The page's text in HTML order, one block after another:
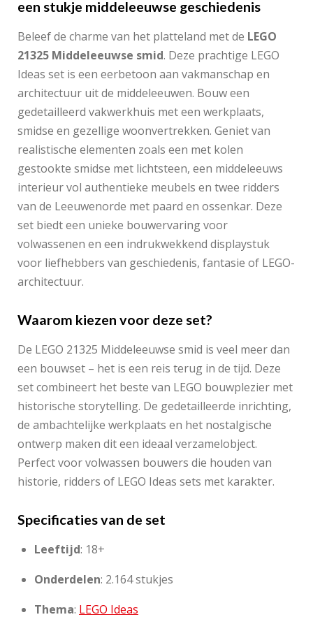
een stukje middeleeuwse geschiedenis
Beleef de charme van het platteland met de LEGO
21325 Middeleeuwse smid. Deze prachtige LEGO
Ideas set is een eerbetoon aan vakmanschap en
architectuur uit de middeleeuwen. Bouw een
gedetailleerd vakwerkhuis met een werkplaats,
smidse en gezellige woonvertrekken. Geniet van
realistische elementen zoals een met kolen
gestookte smidse met lichtsteen, een middeleeuws
interieur vol authentieke meubels en twee ridders
van de Leeuwenorde met paard en ossenkar. Deze
set biedt een unieke bouwervaring voor
volwassenen en een indrukwekkend displaystuk
voor liefhebbers van geschiedenis, fantasie of LEGO-
architectuur.
Waarom kiezen voor deze set?
De LEGO 21325 Middeleeuwse smid is veel meer dan
een bouwset – het is een reis terug in de tijd. Deze
set combineert het beste van LEGO bouwplezier met
historische storytelling. De gedetailleerde inrichting,
de ambachtelijke werkplaats en het nostalgische
ontwerp maken dit een ideaal verzamelobject.
Perfect voor volwassen bouwers die houden van
historie, ridders of LEGO Ideas sets met karakter.
Specificaties van de set
Leeftijd: 18+
Onderdelen: 2.164 stukjes
Thema: LEGO Ideas